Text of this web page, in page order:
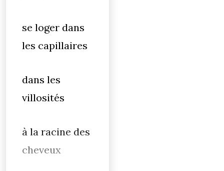
se loger dans
les capillaires
dans les
villosités
à la racine des
cheveux